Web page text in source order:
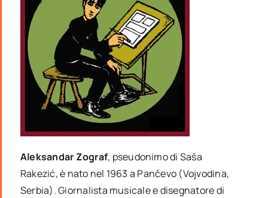
Aleksandar Zograf, pseudonimo di Saša
Rakezić, è nato nel 1963 a Pančevo (Vojvodina,
Serbia). Giornalista musicale e disegnatore di